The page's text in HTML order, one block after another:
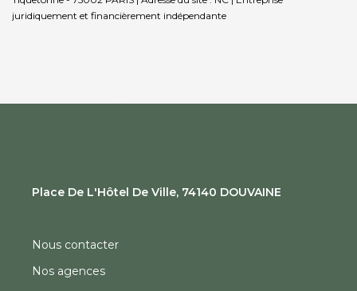
juridiquement et financièrement indépendante
Place De L'Hôtel De Ville, 74140 DOUVAINE
Nous contacter
Nos agences